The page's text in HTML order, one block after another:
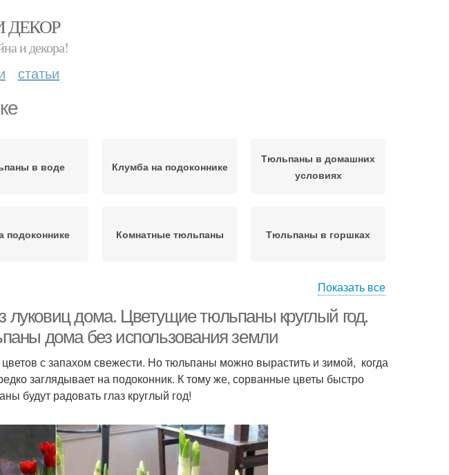
ДЕКОР
и декора!
статьи
в воде Клумба на подоконнике
Тюльпаны в домашних
условиях
подоконнике Комнатные тюльпаны Тюльпаны в горшках
Показать все
луковиц дома. Цветущие тюльпаны круглый год.
дома без использования земли
с запахом свежести. Но тюльпаны можно вырастить и зимой, когда
заглядывает на подоконник. К тому же, сорванные цветы быстро
будут радовать глаз круглый год!